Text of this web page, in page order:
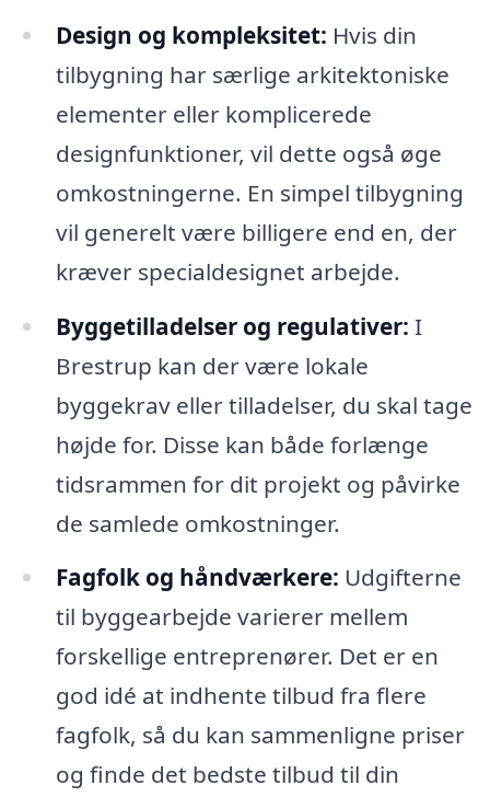
Design og kompleksitet: Hvis din
tilbygning har særlige arkitektoniske
elementer eller komplicerede
designfunktioner, vil dette også øge
omkostningerne. En simpel tilbygning
vil generelt være billigere end en, der
kræver specialdesignet arbejde.
Byggetilladelser og regulativer: I
Brestrup kan der være lokale
byggekrav eller tilladelser, du skal tage
højde for. Disse kan både forlænge
tidsrammen for dit projekt og påvirke
de samlede omkostninger.
Fagfolk og håndværkere: Udgifterne
til byggearbejde varierer mellem
forskellige entreprenører. Det er en
god idé at indhente tilbud fra flere
fagfolk, så du kan sammenligne priser
og finde det bedste tilbud til din